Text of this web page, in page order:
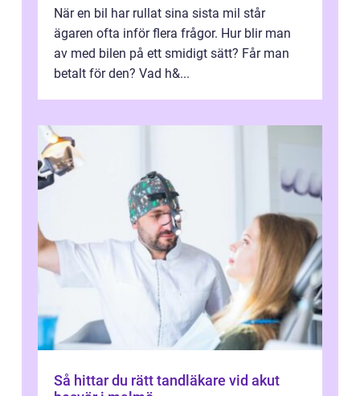
När en bil har rullat sina sista mil står
ägaren ofta inför flera frågor. Hur blir man
av med bilen på ett smidigt sätt? Får man
betalt för den? Vad h&...
Så hittar du rätt tandläkare vid akut